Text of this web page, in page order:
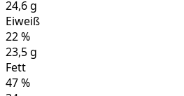
24,6g
Eiweiß
22%
23,5g
Fett
47%